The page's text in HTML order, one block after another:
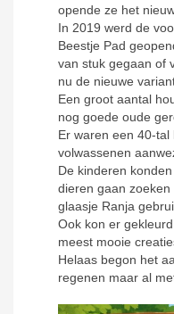
opende ze het
In 2019 werd de
Beestje Pad
van stuk gegaan of
nu de nieuwe
Een groot aantal
nog goede oude
Er waren een 40-
volwassenen
De kinderen
dieren gaan
glaasje Ranja
Ook kon er
meest mooie
Helaas begon het
regenen maar al